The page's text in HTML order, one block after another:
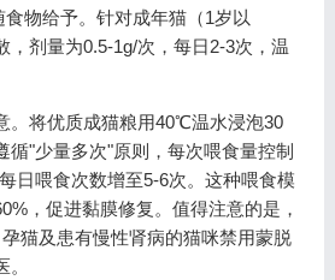
物给予。针对成年猫（1岁以
，剂量为0.5-1g/次，每日2-3次，温
。将优质成猫粮用40℃温水浸泡30
循"少量多次"原则，每次喂食量控制
日喂食次数增至5-6次。这种喂食模
，促进黏膜修复。值得注意的是，
猫及患有慢性肾病的猫咪禁用蒙脱